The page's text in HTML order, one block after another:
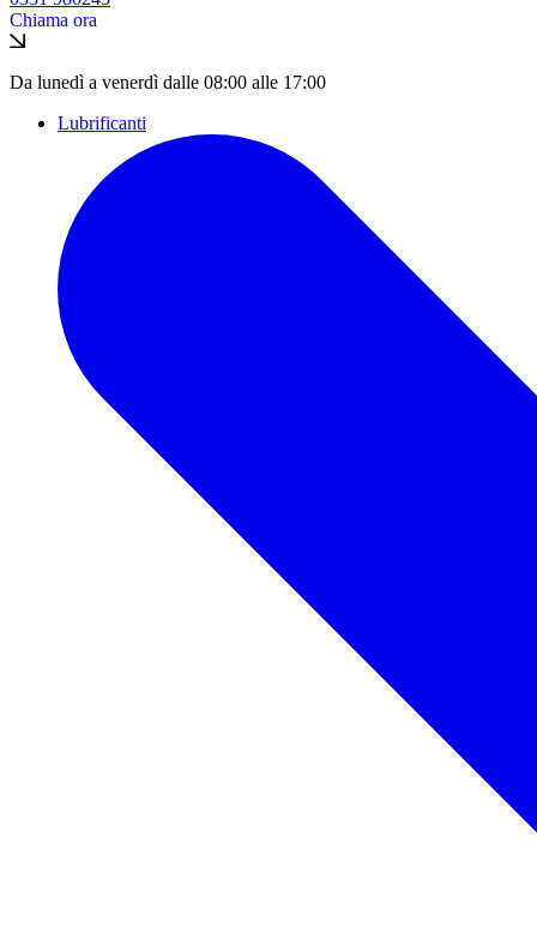
Chiama ora
Da lunedì a venerdì dalle 08:00 alle 17:00
Lubrificanti